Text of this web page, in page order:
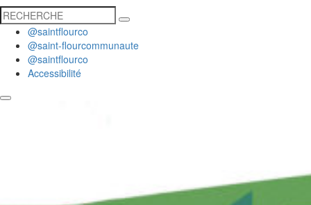
@saintflourco
@saint-flourcommunaute
@saintflourco
Accessibilité